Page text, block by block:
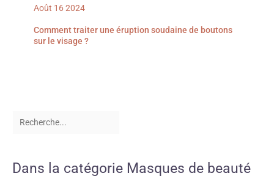
Août 162024
Comment traiter une éruption soudaine de boutons
sur le visage ?
Dans la catégorie Masques de beauté